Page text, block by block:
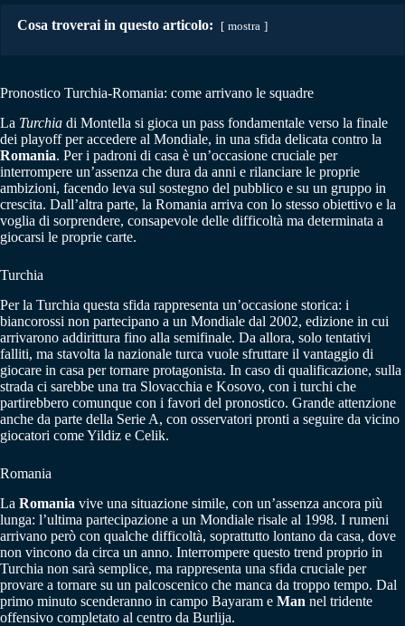
Cosa troverai in questo articolo: mostra
Pronostico Turchia-Romania: come arrivano le squadre
La Turchia di Montella si gioca un pass fondamentale verso la finale
dei playoff per accedere al Mondiale, in una sfida delicata contro la
Romania. Per i padroni di casa è un’occasione cruciale per
interrompere un’assenza che dura da anni e rilanciare le proprie
ambizioni, facendo leva sul sostegno del pubblico e su un gruppo in
crescita. Dall’altra parte, la Romania arriva con lo stesso obiettivo e la
voglia di sorprendere, consapevole delle difficoltà ma determinata a
giocarsi le proprie carte.
Turchia
Per la Turchia questa sfida rappresenta un’occasione storica: i
biancorossi non partecipano a un Mondiale dal 2002, edizione in cui
arrivarono addirittura fino alla semifinale. Da allora, solo tentativi
falliti, ma stavolta la nazionale turca vuole sfruttare il vantaggio di
giocare in casa per tornare protagonista. In caso di qualificazione, sulla
strada ci sarebbe una tra Slovacchia e Kosovo, con i turchi che
partirebbero comunque con i favori del pronostico. Grande attenzione
anche da parte della Serie A, con osservatori pronti a seguire da vicino
giocatori come Yildiz e Celik.
Romania
La Romania vive una situazione simile, con un’assenza ancora più
lunga: l’ultima partecipazione a un Mondiale risale al 1998. I rumeni
arrivano però con qualche difficoltà, soprattutto lontano da casa, dove
non vincono da circa un anno. Interrompere questo trend proprio in
Turchia non sarà semplice, ma rappresenta una sfida cruciale per
provare a tornare su un palcoscenico che manca da troppo tempo. Dal
primo minuto scenderanno in campo Bayaram e Man nel tridente
offensivo completato al centro da Burlija.